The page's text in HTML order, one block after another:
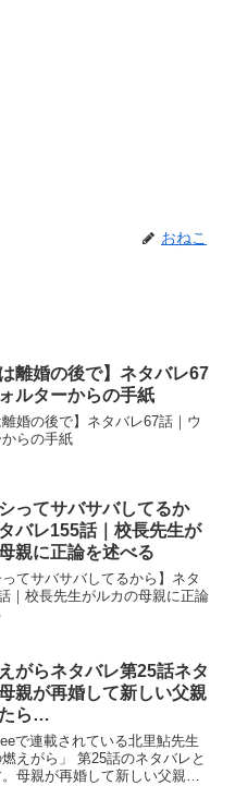
おねこ
は離婚の後で】ネタバレ67
ルターからの手紙
離婚の後で】ネタバレ67話｜ウ
らの手紙
シってサバサバしてるか
バレ155話｜校長先生が
親に正論を述べる
ってサバサバしてるから】ネタ
｜校長先生がルカの母親に正論
がらネタバレ第25話ネタ
親が再婚して新しい父親
ら…
で連載されている北里鮎先生
えがら」 第25話のネタバレと
母親が再婚して新しい父親が